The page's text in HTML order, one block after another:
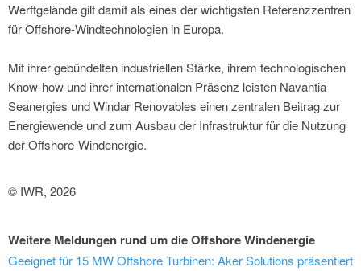
Werftgelände gilt damit als eines der wichtigsten Referenzzentren
für Offshore-Windtechnologien in Europa.
Mit ihrer gebündelten industriellen Stärke, ihrem technologischen
Know-how und ihrer internationalen Präsenz leisten Navantia
Seanergies und Windar Renovables einen zentralen Beitrag zur
Energiewende und zum Ausbau der Infrastruktur für die Nutzung
der Offshore-Windenergie.
© IWR, 2026
Weitere Meldungen rund um die Offshore Windenergie
Geeignet für 15 MW Offshore Turbinen: Aker Solutions präsentiert